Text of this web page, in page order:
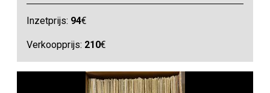
Inzetprijs: 94€
Verkoopprijs: 210€